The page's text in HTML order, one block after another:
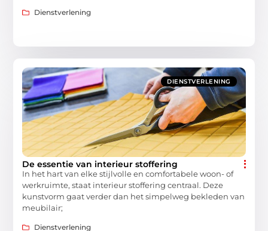
Dienstverlening
DIENSTVERLENING
De essentie van interieur stoffering
In het hart van elke stijlvolle en comfortabele woon- of
werkruimte, staat interieur stoffering centraal. Deze
kunstvorm gaat verder dan het simpelweg bekleden van
meubilair;
Dienstverlening